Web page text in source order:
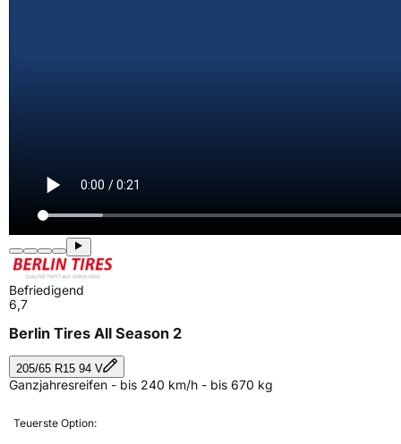
Befriedigend
6,7
Berlin Tires All Season 2
205/65 R15 94 V
Ganzjahresreifen - bis 240 km/h - bis 670 kg
Teuerste Option: